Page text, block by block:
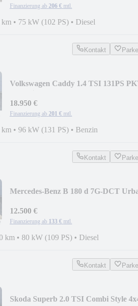
Finanzierung ab 206 € mtl.
• 75 kW (102 PS) • Diesel
Kontakt
Volkswagen Caddy 1.4 TSI 131PS
18.950 €
Finanzierung ab 201 € mtl.
km • 96 kW (131 PS) • Benzin
Kontakt
Mercedes-Benz B 180 d 7G-DCT
12.500 €
Finanzierung ab 133 € mtl.
km • 80 kW (109 PS) • Diesel
Kontakt
Skoda Superb 2.0 TSI Combi Style